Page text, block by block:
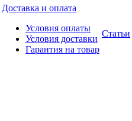
Доставка и оплата
Условия оплаты
Условия доставки
Гарантия на товар
Статьи